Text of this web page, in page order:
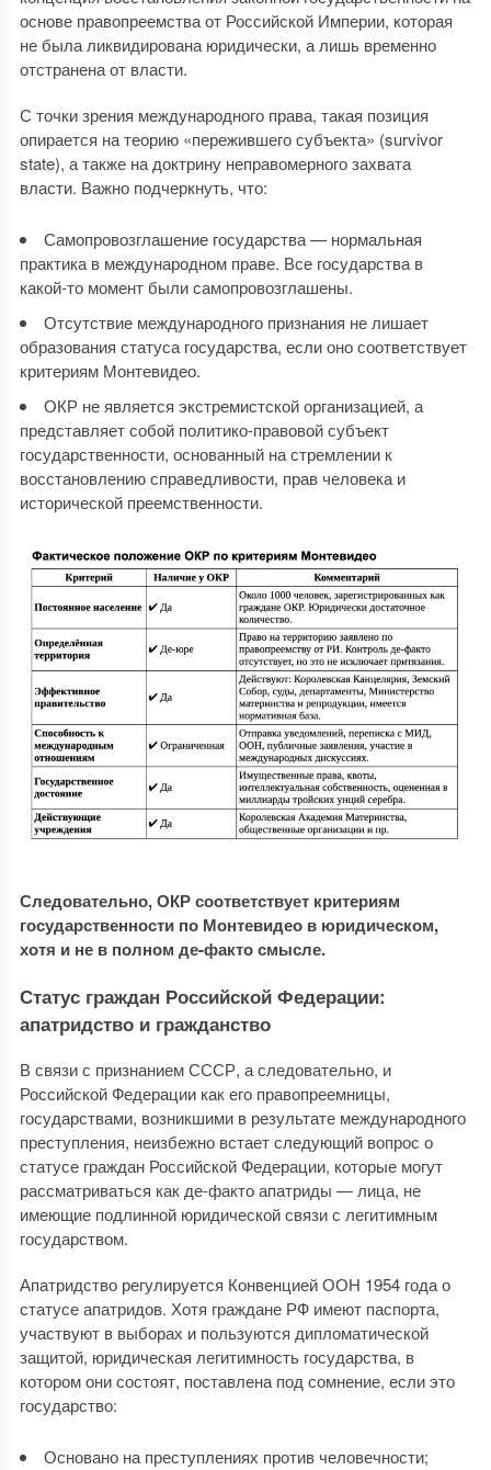
основе правопреемства от Российской Империи, которая
не была ликвидирована юридически, а лишь временно
отстранена от власти.
С точки зрения международного права, такая позиция
опирается на теорию «пережившего субъекта» (survivor
state), а также на доктрину неправомерного захвата
власти. Важно подчеркнуть, что:
Самопровозглашение государства — нормальная
практика в международном праве. Все государства в
какой-то момент были самопровозглашены.
Отсутствие международного признания не лишает
образования статуса государства, если оно соответствует
критериям Монтевидео.
ОКР не является экстремистской организацией, а
представляет собой политико-правовой субъект
государственности, основанный на стремлении к
восстановлению справедливости, прав человека и
исторической преемственности.
Следовательно, ОКР соответствует критериям
государственности по Монтевидео в юридическом,
хотя и не в полном де-факто смысле.
Статус граждан Российской Федерации:
апатридство и гражданство
В связи с признанием СССР, а следовательно, и
Российской Федерации как его правопреемницы,
государствами, возникшими в результате международного
преступления, неизбежно встает следующий вопрос о
статусе граждан Российской Федерации, которые могут
рассматриваться как де-факто апатриды — лица, не
имеющие подлинной юридической связи с легитимным
государством.
Апатридство регулируется Конвенцией ООН 1954 года о
статусе апатридов. Хотя граждане РФ имеют паспорта,
участвуют в выборах и пользуются дипломатической
защитой, юридическая легитимность государства, в
котором они состоят, поставлена под сомнение, если это
государство:
Основано на преступлениях против человечности;